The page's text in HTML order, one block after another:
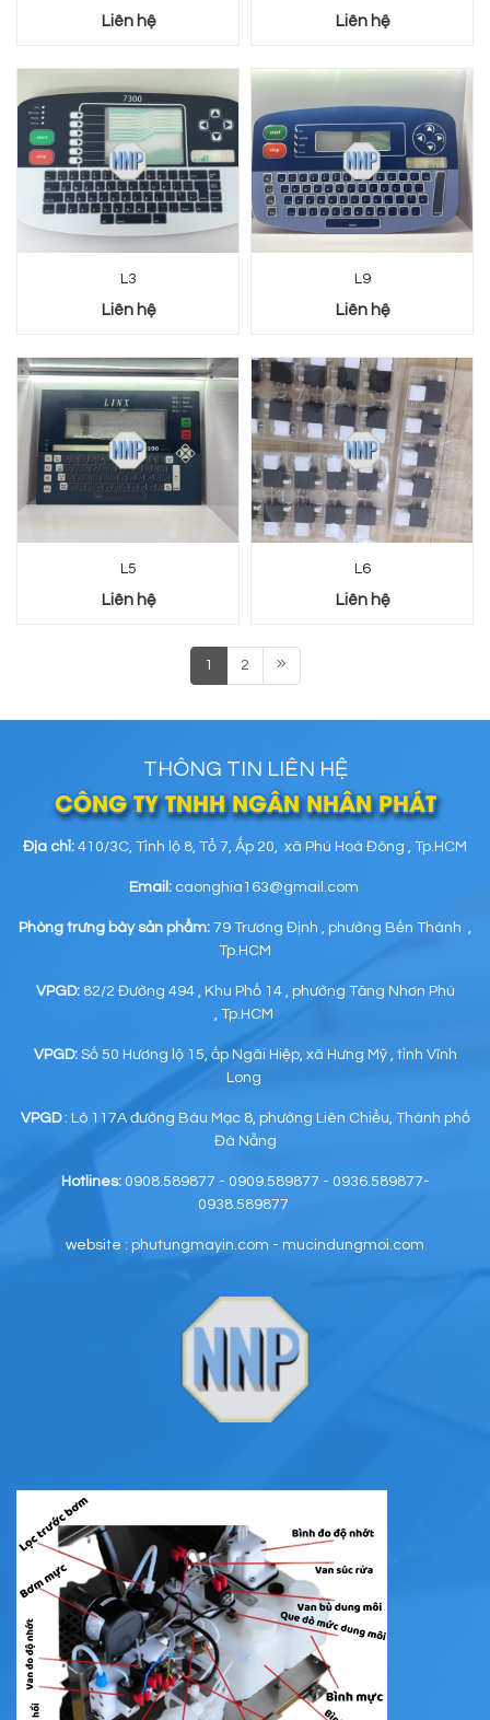
Liên hệ Liên hệ
L3
Liên hệ
L9
Liên hệ
L5
Liên hệ
L6
Liên hệ
1 2
THÔNG TIN LIÊN HỆ
CÔNG TY TNHH NGÂN NHÂN PHÁT
Địa chỉ: 410/3C, Tỉnh lộ 8, Tổ 7, Ấp 20, xã Phú Hoà Đông , Tp.HCM
Email:caonghia163@gmail.com
Phòng trưng bày sản phẩm: 79 Trương Định , phường Bến Thành ,
Tp.HCM
VPGD:82/2 Đường 494 , Khu Phố 14 , phường Tăng Nhơn Phú
, Tp.HCM
VPGD:Số 50 Hương lộ 15, ấp Ngãi Hiệp, xã Hưng Mỹ , tỉnh Vĩnh
Long
VPGD: Lô 117A đường Bàu Mạc 8, phường Liên Chiểu, Thành phố
Đà Nẵng
Hotlines:0908.589877 - 0909.589877 - 0936.589877-
0938.589877
website : phutungmayin.com - mucindungmoi.com